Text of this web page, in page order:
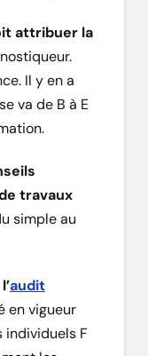
attribuer la
Il y en a
va de B à E
travaux
simple au
audit
en vigueur
individuels F